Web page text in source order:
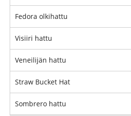
Fedora olkihattu
Visiiri hattu
Veneilijän hattu
Straw Bucket Hat
Sombrero hattu